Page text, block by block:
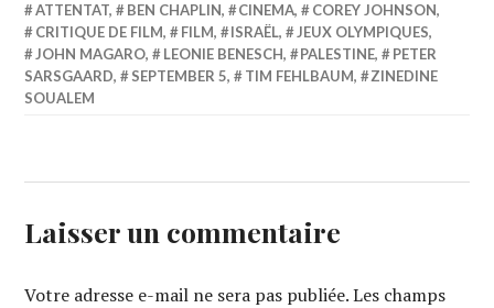
ATTENTAT, BEN CHAPLIN, CINEMA, COREY JOHNSON,
CRITIQUE DE FILM, FILM, ISRAËL, JEUX OLYMPIQUES,
JOHN MAGARO, LEONIE BENESCH, PALESTINE,
PETER
SARSGAARD, SEPTEMBER 5, TIM FEHLBAUM,
ZINEDINE
SOUALEM
Laisser un commentaire
Votre adresse e-mail ne sera pas publiée. Les champs